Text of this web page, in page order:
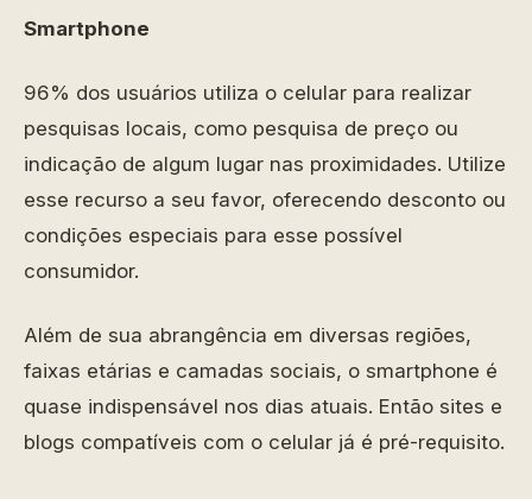
Smartphone
96% dos usuários utiliza o celular para realizar
pesquisas locais, como pesquisa de preço ou
indicação de algum lugar nas proximidades. Utilize
esse recurso a seu favor, oferecendo desconto ou
condições especiais para esse possível
consumidor.
Além de sua abrangência em diversas regiões,
faixas etárias e camadas sociais, o smartphone é
quase indispensável nos dias atuais. Então sites e
blogs compatíveis com o celular já é pré-requisito.